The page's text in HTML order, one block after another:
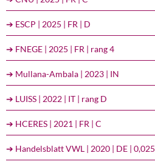
➔ ESCP | 2025 | FR | D
➔ FNEGE | 2025 | FR | rang 4
➔ Mullana-Ambala | 2023 | IN
➔ LUISS | 2022 | IT | rang D
➔ HCERES | 2021 | FR | C
➔ Handelsblatt VWL | 2020 | DE | 0,025